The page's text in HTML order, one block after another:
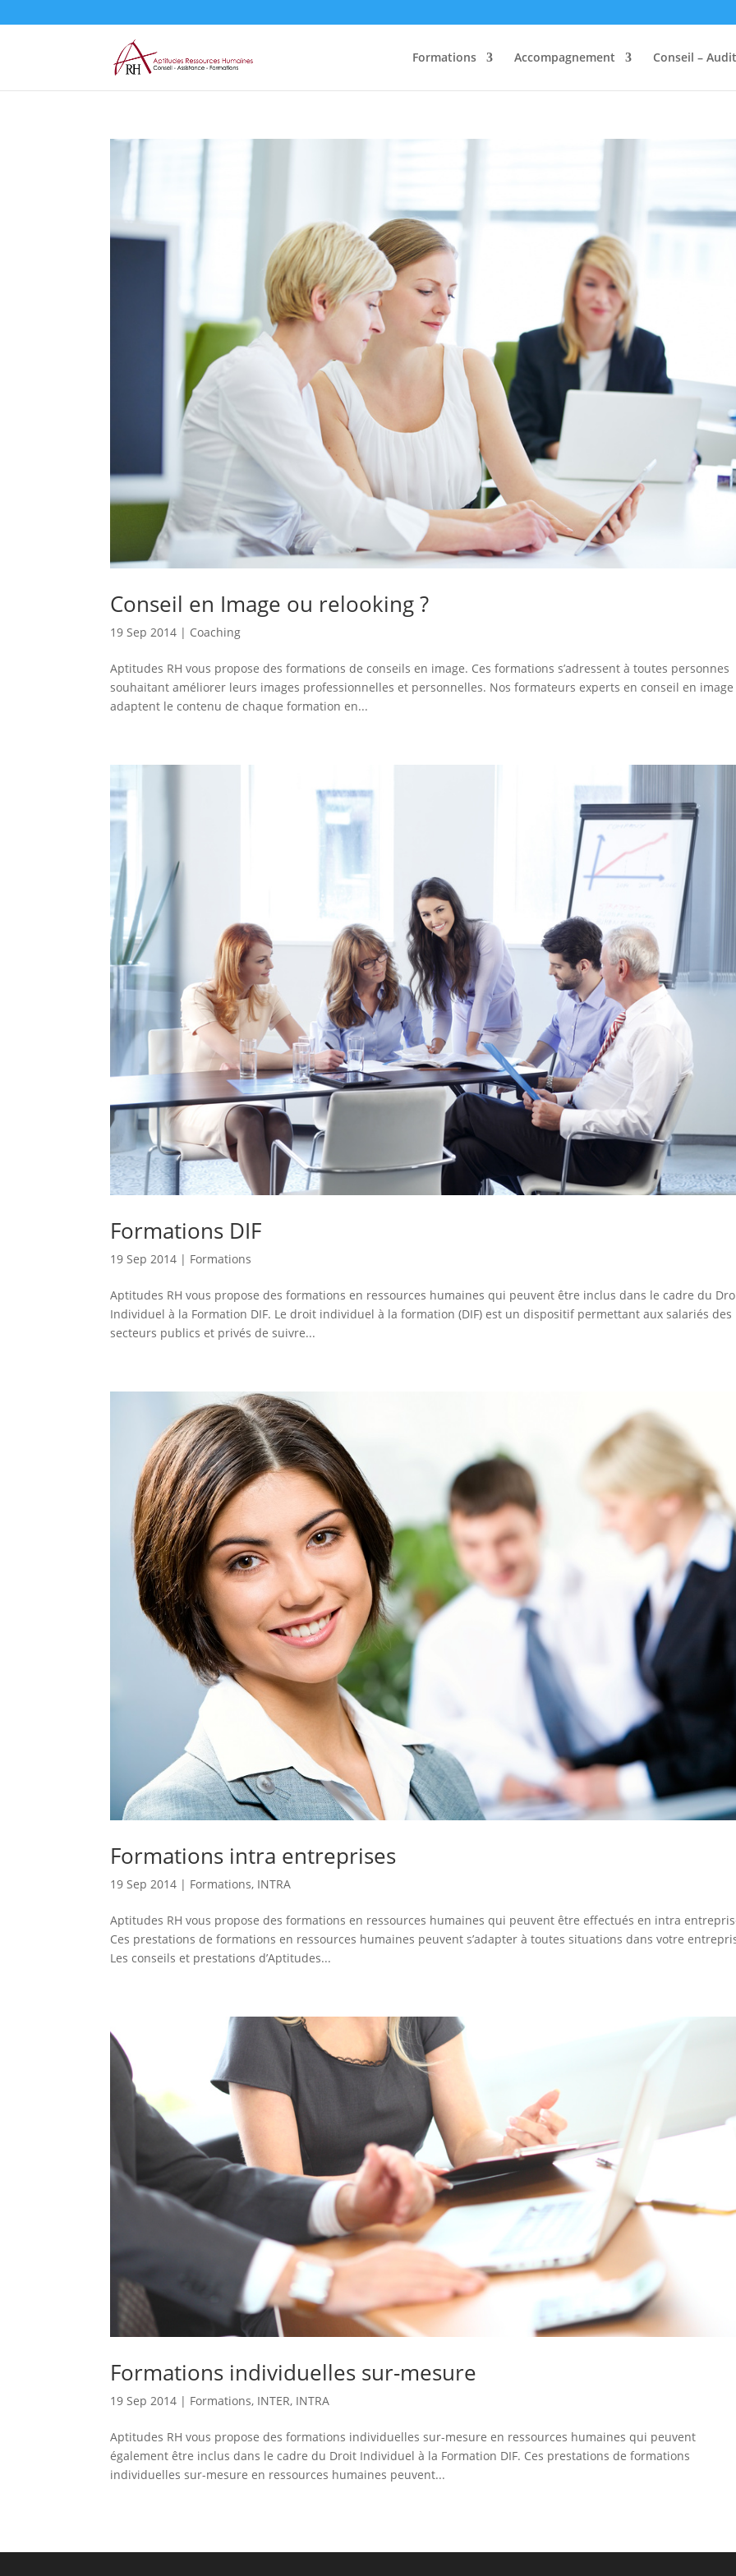
Formations Accompagnement Conseil – Audit
Conseil en Image ou relooking ?
19 Sep 2014 | Coaching
Aptitudes RH vous propose des formations de conseils en image. Ces formations s’adressent à toutes personnes
souhaitant améliorer leurs images professionnelles et personnelles. Nos formateurs experts en conseil en image
adaptent le contenu de chaque formation en...
Formations DIF
19 Sep 2014 | Formations
Aptitudes RH vous propose des formations en ressources humaines qui peuvent être inclus dans le cadre du
Individuel à la Formation DIF. Le droit individuel à la formation (DIF) est un dispositif permettant aux salariés des
secteurs publics et privés de suivre...
Formations intra entreprises
19 Sep 2014 | Formations, INTRA
Aptitudes RH vous propose des formations en ressources humaines qui peuvent être effectués en intra
Ces prestations de formations en ressources humaines peuvent s’adapter à toutes situations dans votre
Les conseils et prestations d’Aptitudes...
Formations individuelles sur-mesure
19 Sep 2014 | Formations, INTER, INTRA
Aptitudes RH vous propose des formations individuelles sur-mesure en ressources humaines qui peuvent
également être inclus dans le cadre du Droit Individuel à la Formation DIF. Ces prestations de formations
individuelles sur-mesure en ressources humaines peuvent...